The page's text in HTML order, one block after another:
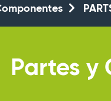
Partes y